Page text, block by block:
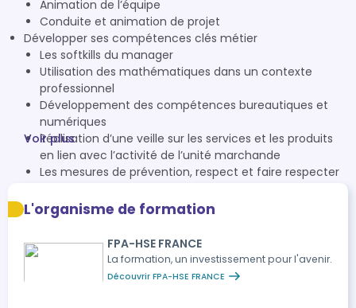
Animation de l’équipe
Conduite et animation de projet
Développer ses compétences clés métier
Les softkills du manager
Utilisation des mathématiques dans un contexte
professionnel
Développement des compétences bureautiques et
numériques
Réalisation d’une veille sur les services et les produits
en lien avec l’activité de l’unité marchande
Les mesures de prévention, respect et faire respecter
Voir plus
L'organisme de formation
FPA-HSE FRANCE
La formation, un investissement pour l'avenir.
Découvrir FPA-HSE FRANCE